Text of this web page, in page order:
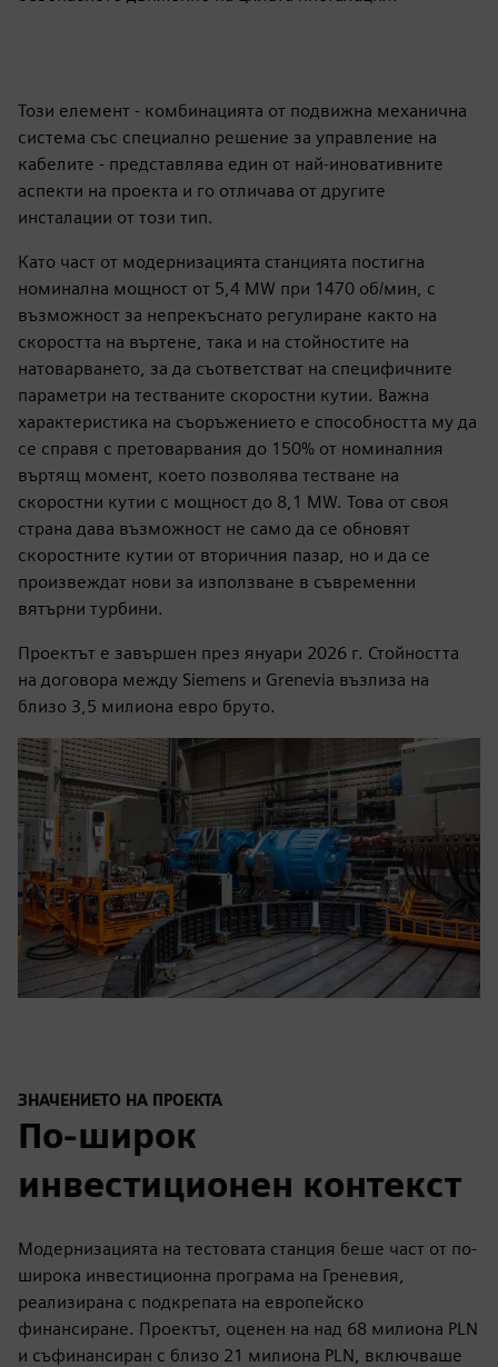
Този елемент - комбинацията от подвижна механична
система със специално решение за управление на
кабелите - представлява един от най-иновативните
аспекти на проекта и го отличава от другите
инсталации от този тип.
Като част от модернизацията станцията постигна
номинална мощност от 5,4 MW при 1470 об/мин, с
възможност за непрекъснато регулиране както на
скоростта на въртене, така и на стойностите на
натоварването, за да съответстват на специфичните
параметри на тестваните скоростни кутии. Важна
характеристика на съоръжението е способността му да
се справя с претоварвания до 150% от номиналния
въртящ момент, което позволява тестване на
скоростни кутии с мощност до 8,1 MW. Това от своя
страна дава възможност не само да се обновят
скоростните кутии от вторичния пазар, но и да се
произвеждат нови за използване в съвременни
вятърни турбини.
Проектът е завършен през януари 2026 г. Стойността
на договора между Siemens и Grenevia възлиза на
близо 3,5 милиона евро бруто.
ЗНАЧЕНИЕТО НА ПРОЕКТА
По-широк
инвестиционен контекст
Модернизацията на тестовата станция беше част от по-
широка инвестиционна програма на Греневия,
реализирана с подкрепата на европейско
финансиране. Проектът, оценен на над 68 милиона PLN
и съфинансиран с близо 21 милиона PLN, включваше